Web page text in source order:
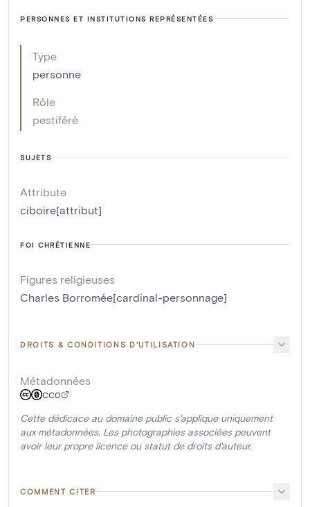
PERSONNES ET INSTITUTIONS REPRÉSENTÉES
Type
personne
Rôle
pestiféré
SUJETS
Attribute
ciboire[attribut]
FOI CHRÉTIENNE
Figures religieuses
Charles Borromée[cardinal-personnage]
DROITS & CONDITIONS D'UTILISATION
Métadonnées
CC0
Cette dédicace au domaine public s'applique uniquement
aux métadonnées. Les photographies associées peuvent
avoir leur propre licence ou statut de droits d'auteur.
COMMENT CITER